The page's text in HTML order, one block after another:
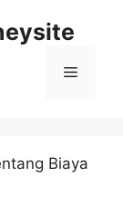
Menu